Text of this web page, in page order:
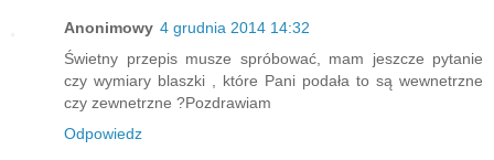
Anonimowy 4 grudnia 2014 14:32
Świetny przepis musze spróbować, mam jeszcze pytanie
czy wymiary blaszki , które Pani podała to są wewnetrzne
czy zewnetrzne ?Pozdrawiam
Odpowiedz